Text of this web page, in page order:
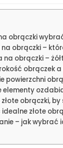
obrączki
na obrączki –
na obrączki –
obrączek
powierzchni
elementy
obrączki, by
złote
– jak wybrać